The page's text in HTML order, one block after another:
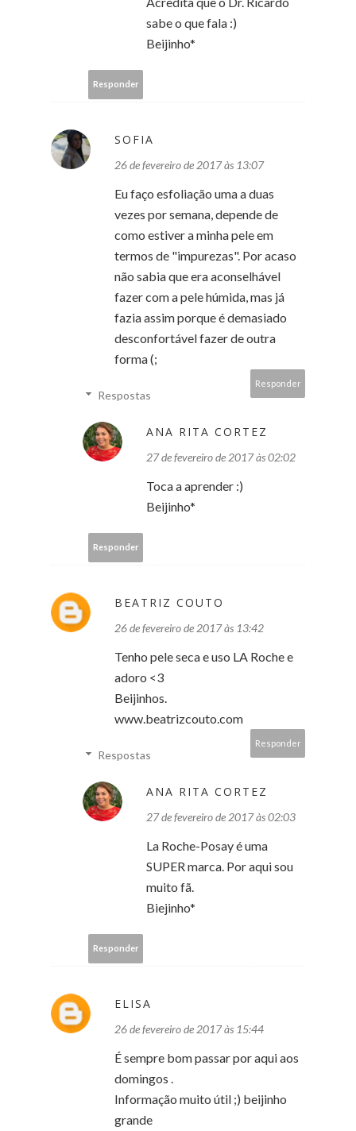
sabe o que fala :)
Beijinho*
Responder
SOFIA
26 de fevereiro de 2017 às 13:07
Eu faço esfoliação uma a duas
vezes por semana, depende de
como estiver a minha pele em
termos de "impurezas". Por acaso
não sabia que era aconselhável
fazer com a pele húmida, mas já
fazia assim porque é demasiado
desconfortável fazer de outra
forma (;
Responder
Respostas
ANA RITA CORTEZ
27 de fevereiro de 2017 às 02:02
Toca a aprender :)
Beijinho*
Responder
BEATRIZ COUTO
26 de fevereiro de 2017 às 13:42
Tenho pele seca e uso LA Roche e
adoro <3
Beijinhos.
www.beatrizcouto.com
Responder
Respostas
ANA RITA CORTEZ
27 de fevereiro de 2017 às 02:03
La Roche-Posay é uma
SUPER marca. Por aqui sou
muito fã.
Biejinho*
Responder
ELISA
26 de fevereiro de 2017 às 15:44
É sempre bom passar por aqui aos
domingos .
Informação muito útil ;) beijinho
grande